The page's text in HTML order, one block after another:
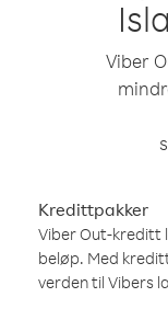
Viber
Kredittpakker
Viber Out-kreditt
beløp. Med
verden til Vibers